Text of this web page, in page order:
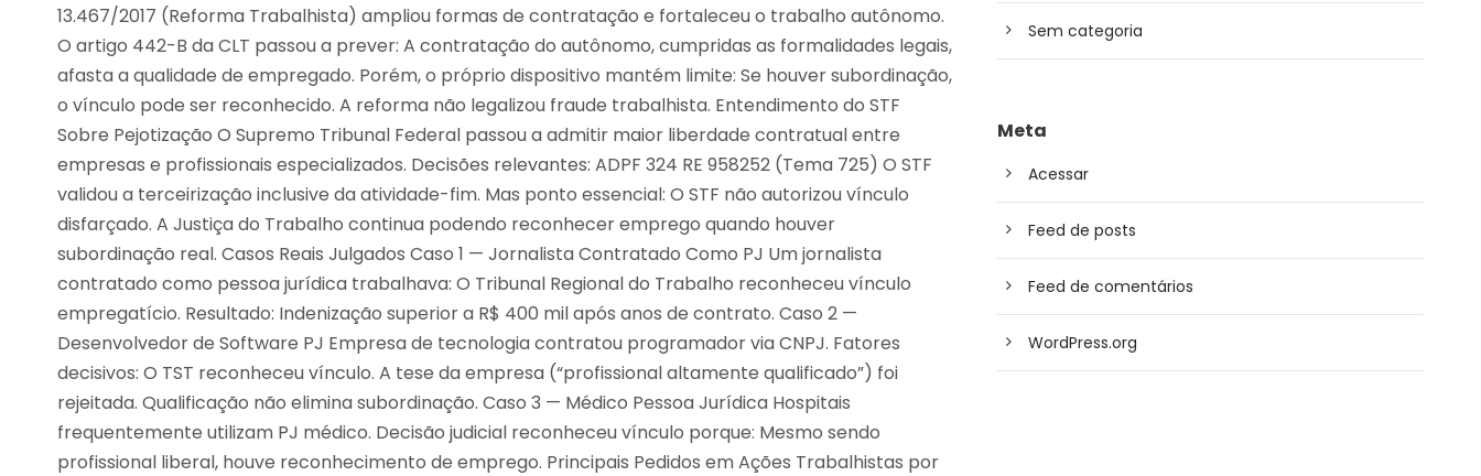
13.467/2017 (Reforma Trabalhista) ampliou formas de contratação e fortaleceu o trabalho autônomo.
O artigo 442-B da CLT passou a prever: A contratação do autônomo, cumpridas as formalidades legais,
afasta a qualidade de empregado. Porém, o próprio dispositivo mantém limite: Se houver subordinação,
o vínculo pode ser reconhecido. A reforma não legalizou fraude trabalhista. Entendimento do STF
Sobre Pejotização O Supremo Tribunal Federal passou a admitir maior liberdade contratual entre
empresas e profissionais especializados. Decisões relevantes: ADPF 324 RE 958252 (Tema 725) O STF
validou a terceirização inclusive da atividade-fim. Mas ponto essencial: O STF não autorizou vínculo
disfarçado. A Justiça do Trabalho continua podendo reconhecer emprego quando houver
subordinação real. Casos Reais Julgados Caso 1 — Jornalista Contratado Como PJ Um jornalista
contratado como pessoa jurídica trabalhava: O Tribunal Regional do Trabalho reconheceu vínculo
empregatício. Resultado: Indenização superior a R$ 400 mil após anos de contrato. Caso 2 —
Desenvolvedor de Software PJ Empresa de tecnologia contratou programador via CNPJ. Fatores
decisivos: O TST reconheceu vínculo. A tese da empresa (“profissional altamente qualificado”) foi
rejeitada. Qualificação não elimina subordinação. Caso 3 — Médico Pessoa Jurídica Hospitais
frequentemente utilizam PJ médico. Decisão judicial reconheceu vínculo porque: Mesmo sendo
profissional liberal, houve reconhecimento de emprego. Principais Pedidos em Ações Trabalhistas por
Sem categoria
Meta
Acessar
Feed de posts
Feed de comentários
WordPress.org